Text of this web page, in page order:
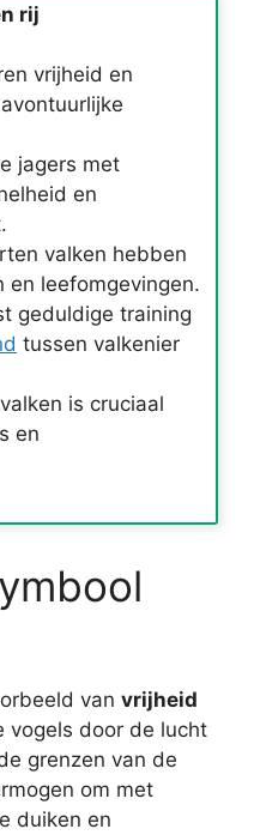
rij
vrijheid en
jagers met
en
valken hebben
en leefomgevingen.
geduldige training
tussen valkenier
is cruciaal
en
van vrijheid
vogels door de lucht
grenzen van de
om met
duiken en